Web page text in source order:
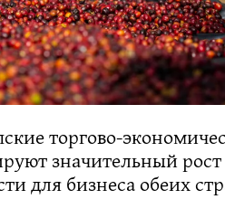
торгово-
значительный
для бизнеса обеих